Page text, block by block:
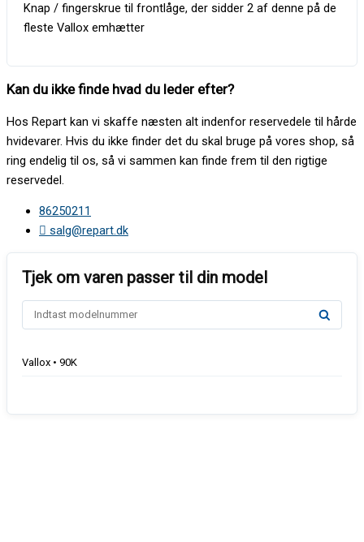
Knap / fingerskrue til frontlåge, der sidder 2 af denne på de
fleste Vallox emhætter
Kan du ikke finde hvad du leder efter?
Hos Repart kan vi skaffe næsten alt indenfor reservedele til hårde
hvidevarer. Hvis du ikke finder det du skal bruge på vores shop, så
ring endelig til os, så vi sammen kan finde frem til den rigtige
reservedel.
86250211
salg@repart.dk
Vallox • 90K